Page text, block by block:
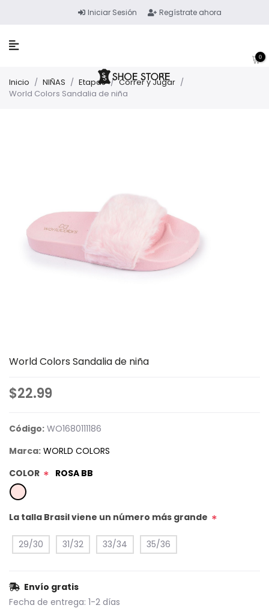
Iniciar Sesión Regístrate ahora
0
Inicio / NIÑAS / Etapas / Correr y Jugar /
World Colors Sandalia de niña
World Colors Sandalia de niña
$22.99
Código: WO1680111186
Marca: WORLD COLORS
COLOR * ROSA BB
La talla Brasil viene un número más grande *
29/30 31/32 33/34 35/36
Envío gratis
Fecha de entrega: 1-2 días